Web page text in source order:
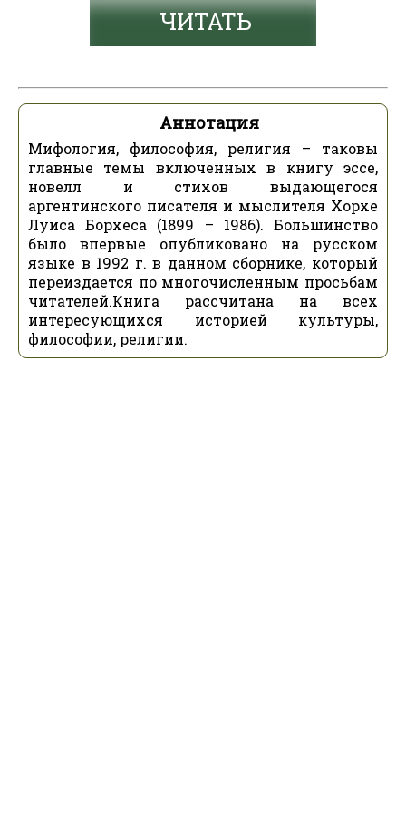
ЧИТАТЬ
Аннотация
Мифология, философия, религия – таковы
главные темы включенных в книгу эссе,
новелл и стихов выдающегося
аргентинского писателя и мыслителя Хорхе
Луиса Борхеса (1899 – 1986). Большинство
было впервые опубликовано на русском
языке в 1992 г. в данном сборнике, который
переиздается по многочисленным просьбам
читателей.Книга рассчитана на всех
интересующихся историей культуры,
философии, религии.